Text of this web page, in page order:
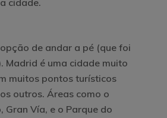
cidade.
de andar a pé (que foi
Madrid é uma cidade muito
muitos pontos turísticos
outros. Áreas como o
Gran Vía, e o Parque do